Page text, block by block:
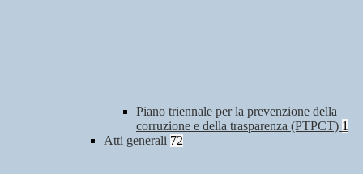
Piano triennale per la prevenzione della
corruzione e della trasparenza (PTPCT) 1
Atti generali 72